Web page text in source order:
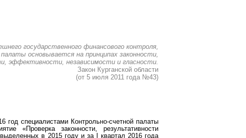
государственного финансового контроля,
основывается на принципах законности,
эффективности, независимости и гласности.
Закон Курганской области
(от 5 июля 2011 года №43)
год специалистами Контрольно-счетной палаты
«Проверка законности, результативности
в 2015 году и за I квартал 2016 года